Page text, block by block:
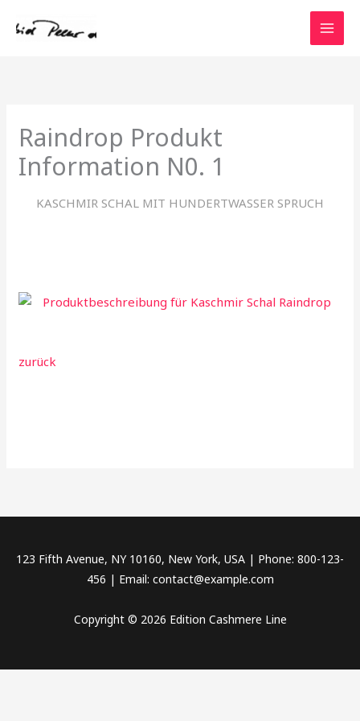
Inhalt
Raindrop Produkt
Information N0. 1
KASCHMIR SCHAL MIT HUNDERTWASSER SPRUCH
zurück
123 Fifth Avenue, NY 10160, New York, USA | Phone: 800-123-
456 | Email: contact@example.com
Copyright © 2026 Edition Cashmere Line